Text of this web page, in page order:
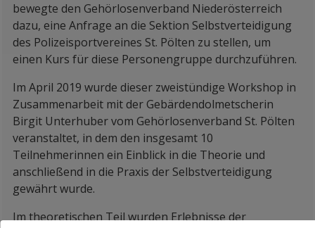
bewegte den Gehörlosenverband Niederösterreich
dazu, eine Anfrage an die Sektion Selbstverteidigung
des Polizeisportvereines St. Pölten zu stellen, um
einen Kurs für diese Personengruppe durchzuführen.
Im April 2019 wurde dieser zweistündige Workshop in
Zusammenarbeit mit der Gebärdendolmetscherin
Birgit Unterhuber vom Gehörlosenverband St. Pölten
veranstaltet, in dem den insgesamt 10
Teilnehmerinnen ein Einblick in die Theorie und
anschließend in die Praxis der Selbstverteidigung
gewährt wurde.
Im theoretischen Teil wurden Erlebnisse der